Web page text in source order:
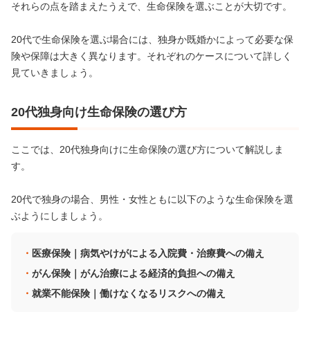
それらの点を踏まえたうえで、生命保険を選ぶことが大切です。
20代で生命保険を選ぶ場合には、独身か既婚かによって必要な保
険や保障は大きく異なります。それぞれのケースについて詳しく
見ていきましょう。
20代独身向け生命保険の選び方
ここでは、20代独身向けに生命保険の選び方について解説しま
す。
20代で独身の場合、男性・女性ともに以下のような生命保険を選
ぶようにしましょう。
医療保険｜病気やけがによる入院費・治療費への備え
がん保険｜がん治療による経済的負担への備え
就業不能保険｜働けなくなるリスクへの備え